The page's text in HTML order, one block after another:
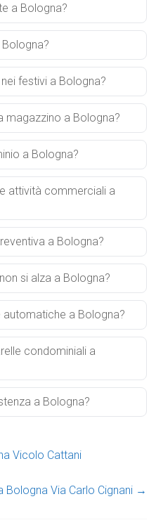
a Bologna?
festivi a Bologna?
magazzino a Bologna?
a Bologna?
attività commerciali a
a Bologna?
si alza a Bologna?
a Bologna?
condominiali a
a Bologna?
Vicolo Cattani
Via Carlo Cignani →